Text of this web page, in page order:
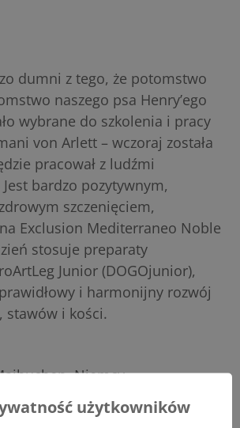
dumni z tego, że potomstwo
naszego psa Henry’ego
wybrane do szkolenia i pracy
von Arlett – wczoraj została
pracował z ludźmi
bardzo pozytywnym,
szczenięciem,
Exclusion Mediterraneo Noble
stosuje preparaty
Junior (DOGOjunior),
i harmonijny rozwój
stawów i kości.
Niemcy.
użytkowników